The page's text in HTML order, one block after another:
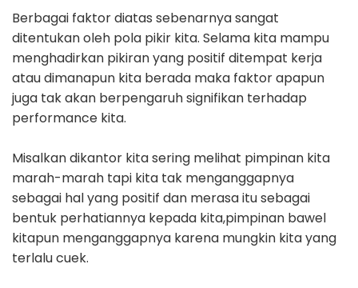
Berbagai faktor diatas sebenarnya sangat
ditentukan oleh pola pikir kita. Selama kita mampu
menghadirkan pikiran yang positif ditempat kerja
atau dimanapun kita berada maka faktor apapun
juga tak akan berpengaruh signifikan terhadap
performance kita.
Misalkan dikantor kita sering melihat pimpinan kita
marah-marah tapi kita tak menganggapnya
sebagai hal yang positif dan merasa itu sebagai
bentuk perhatiannya kepada kita,pimpinan bawel
kitapun menganggapnya karena mungkin kita yang
terlalu cuek.